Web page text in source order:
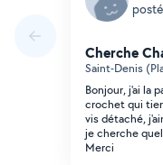
Cherche
Saint-Denis
Bonjour, j'ai la
crochet qui
vis détaché,
je cherche
Merci